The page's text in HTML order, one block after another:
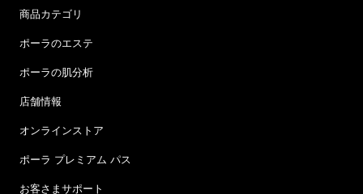
商品カテゴリ
ポーラのエステ
ポーラの肌分析
店舗情報
オンラインストア
ポーラ プレミアム パス
お客さまサポート